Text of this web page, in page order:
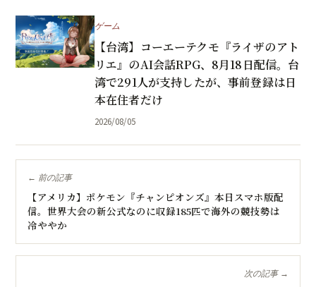
ゲーム
【台湾】コーエーテクモ『ライザのアト
リエ』のAI会話RPG、8月18日配信。台
湾で291人が支持したが、事前登録は日
本在住者だけ
2026/08/05
← 前の記事
【アメリカ】ポケモン『チャンピオンズ』本日スマホ版配
信。世界大会の新公式なのに収録185匹で海外の競技勢は
冷ややか
次の記事 →